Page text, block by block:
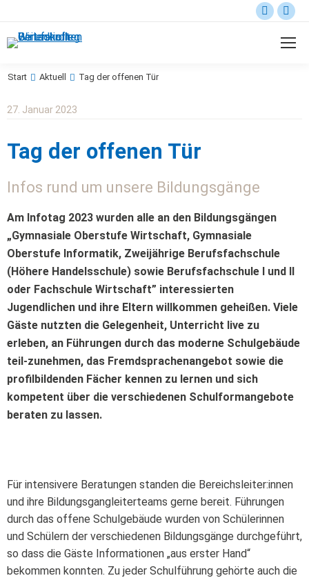
Sie befinden sich hier:
Start Aktuell Tag der offenen Tür
27. Januar 2023
Tag der offenen Tür
Infos rund um unsere Bildungsgänge
Am Infotag 2023 wurden alle an den Bildungsgängen
„Gymnasiale Oberstufe Wirtschaft, Gymnasiale
Oberstufe Informatik, Zweijährige Berufsfachschule
(Höhere Handelsschule) sowie Berufsfachschule I und II
oder Fachschule Wirtschaft” interessierten
Jugendlichen und ihre Eltern willkommen geheißen. Viele
Gäste nutzten die Gelegenheit, Unterricht live zu
erleben, an Führungen durch das moderne Schulgebäude
teil-zunehmen, das Fremdsprachenangebot sowie die
profilbildenden Fächer kennen zu lernen und sich
kompetent über die verschiedenen Schulformangebote
beraten zu lassen.
Für intensivere Beratungen standen die Bereichsleiter:innen
und ihre Bildungsgangleiterteams gerne bereit. Führungen
durch das offene Schulgebäude wurden von Schülerinnen
und Schülern der verschiedenen Bildungsgänge durchgeführt,
so dass die Gäste Informationen „aus erster Hand“
bekommen konnten. Zu jeder Schulführung gehörte auch die